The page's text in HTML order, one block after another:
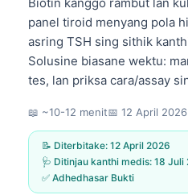
panel tiroid menyang pola
asring TSH sing sithik
Solusine biasane wektu:
tes, lan priksa cara/assay
📖 ~10-12 menit📅 12 April 2026
📝 Diterbitake: 12 April 2026
🩺 Ditinjau kanthi medis: 18 Juli
✅ Adhedhasar Bukti